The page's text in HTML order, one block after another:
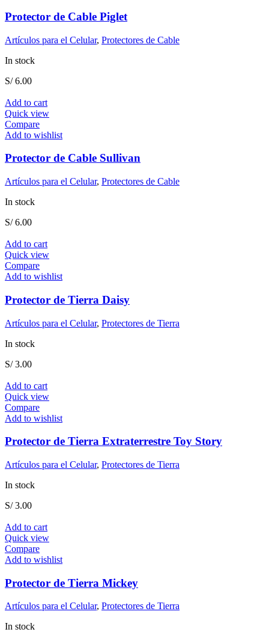
Protector de Cable Piglet
Artículos para el Celular, Protectores de Cable
In stock
S/6.00
Add to cart
Quick view
Compare
Add to wishlist
Protector de Cable Sullivan
Artículos para el Celular, Protectores de Cable
In stock
S/6.00
Add to cart
Quick view
Compare
Add to wishlist
Protector de Tierra Daisy
Artículos para el Celular, Protectores de Tierra
In stock
S/3.00
Add to cart
Quick view
Compare
Add to wishlist
Protector de Tierra Extraterrestre Toy Story
Artículos para el Celular, Protectores de Tierra
In stock
S/3.00
Add to cart
Quick view
Compare
Add to wishlist
Protector de Tierra Mickey
Artículos para el Celular, Protectores de Tierra
In stock